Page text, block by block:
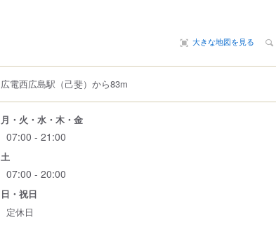
大きな地図を見る
広電西広島駅（己斐）から83m
月・火・水・木・金
07:00 - 21:00
土
07:00 - 20:00
日・祝日
定休日